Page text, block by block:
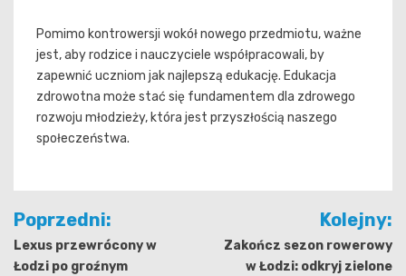
Pomimo kontrowersji wokół nowego przedmiotu, ważne
jest, aby rodzice i nauczyciele współpracowali, by
zapewnić uczniom jak najlepszą edukację. Edukacja
zdrowotna może stać się fundamentem dla zdrowego
rozwoju młodzieży, która jest przyszłością naszego
społeczeństwa.
Nawigacja
wpisu
Poprzedni:
Lexus przewrócony w
Łodzi po groźnym
Kolejny:
Zakończ sezon rowerowy
w Łodzi: odkryj zielone